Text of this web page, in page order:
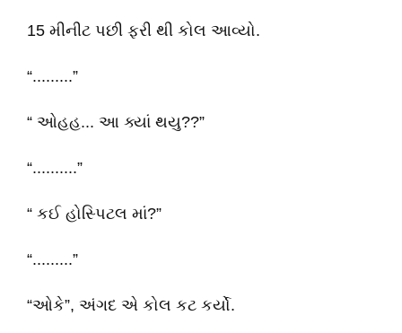
15 મીનીટ પછી ફરી થી કોલ આવ્યો.
“.........”
“ ઓહહ... આ ક્યાં થયુ??”
“..........”
“ કઈ હોસ્પિટલ માં?”
“.........”
“ઓકે”, અંગદ એ કોલ કટ કર્યો.